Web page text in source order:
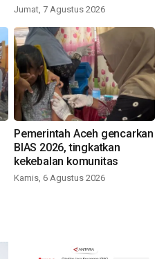
Jumat, 7 Agustus 2026
Pemerintah Aceh gencarkan
BIAS 2026, tingkatkan
kekebalan komunitas
Kamis, 6 Agustus 2026